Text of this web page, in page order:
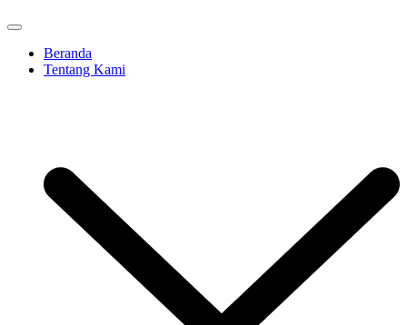
Beranda
Tentang Kami